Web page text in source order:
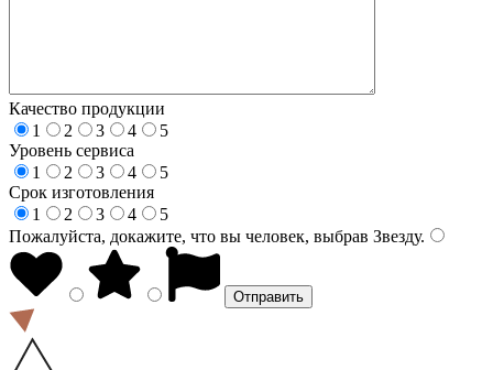
Качество продукции
1
2 3 4
5
Уровень сервиса
1
2 3 4
5
Срок изготовления
1
2 3 4
5
Пожалуйста, докажите, что вы человек, выбрав Звезду.